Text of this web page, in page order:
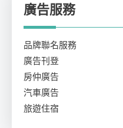
廣告服務
品牌聯名服務
廣告刊登
房仲廣告
汽車廣告
旅遊住宿